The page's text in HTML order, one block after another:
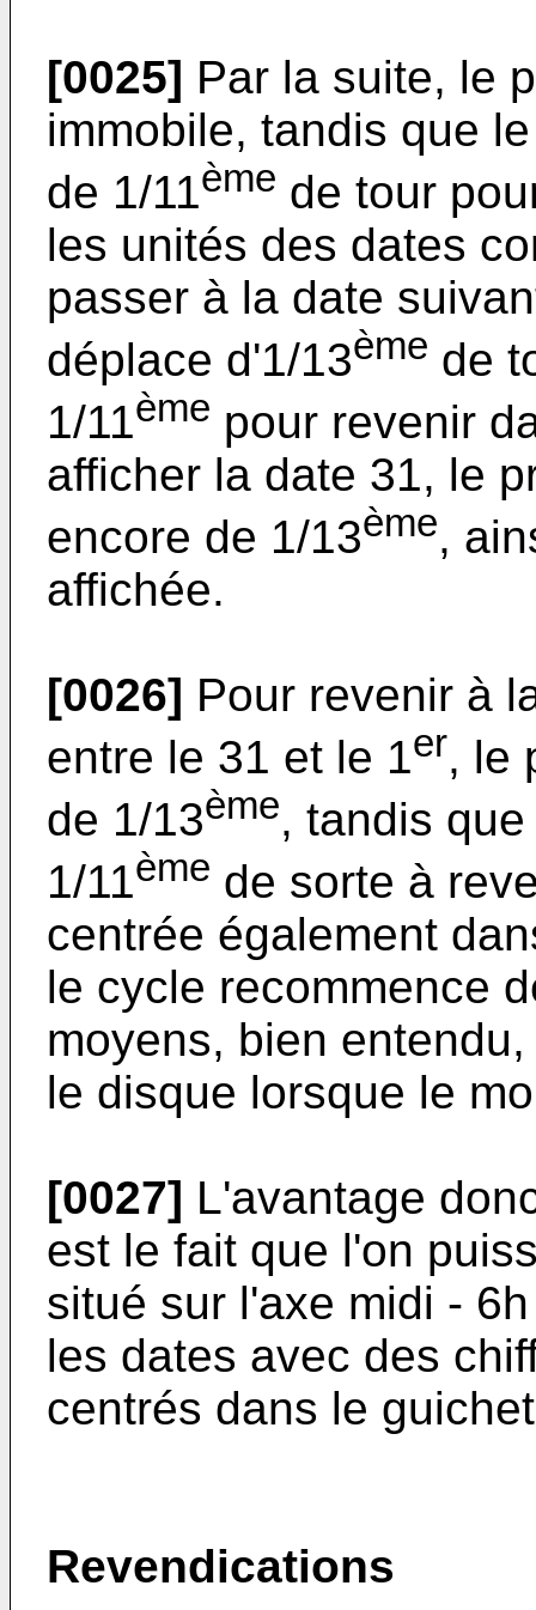
[0025] Par la suite, le
immobile, tandis que
de 1/11ème de tour
les unités des dates
passer à la date
déplace d'1/13ème de
1/11ème pour revenir
afficher la date 31, le
encore de 1/13ème,
affichée.
[0026] Pour revenir à
entre le 31 et le 1er, le
de 1/13ème, tandis
1/11ème de sorte à
centrée également
le cycle recommence
moyens, bien
le disque lorsque le
[0027] L'avantage
est le fait que l'on
situé sur l'axe midi -
les dates avec des
centrés dans le
Revendications